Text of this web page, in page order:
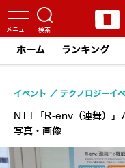
ホーム ランキング
NTT「R-env（連舞）」
写真・画像
イベント テクノロジーイ